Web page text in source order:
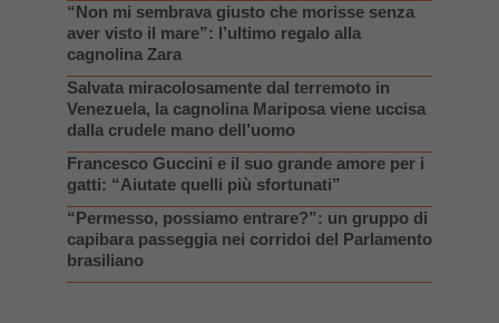
“Non mi sembrava giusto che morisse senza
aver visto il mare”: l’ultimo regalo alla
cagnolina Zara
Salvata miracolosamente dal terremoto in
Venezuela, la cagnolina Mariposa viene uccisa
dalla crudele mano dell’uomo
Francesco Guccini e il suo grande amore per i
gatti: “Aiutate quelli più sfortunati”
“Permesso, possiamo entrare?”: un gruppo di
capibara passeggia nei corridoi del Parlamento
brasiliano